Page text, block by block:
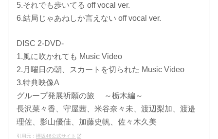
5.それでも歩いてる off vocal ver.
6.結局じゃあねしか言えない off vocal ver.
DISC 2-DVD-
1.風に吹かれても Music Video
2.月曜日の朝、スカートを切られた Music Video
3.特典映像A
グループ発展祈願の旅 ～栃木編～
長沢菜々香、守屋茜、米谷奈々未、渡辺梨加、渡邉
理佐、影山優佳、加藤史帆、佐々木久美
引用元：欅坂46公式サイト